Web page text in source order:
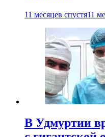
11 месяцев спустя11
В Удмуртии